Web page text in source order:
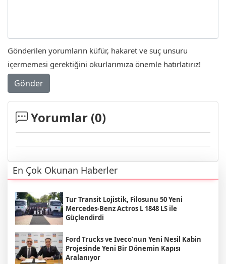
Gönderilen yorumların küfür, hakaret ve suç unsuru
içermemesi gerektiğini okurlarımıza önemle hatırlatırız!
Gönder
Yorumlar (0)
En Çok Okunan Haberler
Tur Transit Lojistik, Filosunu 50 Yeni
Mercedes-Benz Actros L 1848 LS ile
Güçlendirdi
Ford Trucks ve Iveco’nun Yeni Nesil Kabin
Projesinde Yeni Bir Dönemin Kapısı
Aralanıyor